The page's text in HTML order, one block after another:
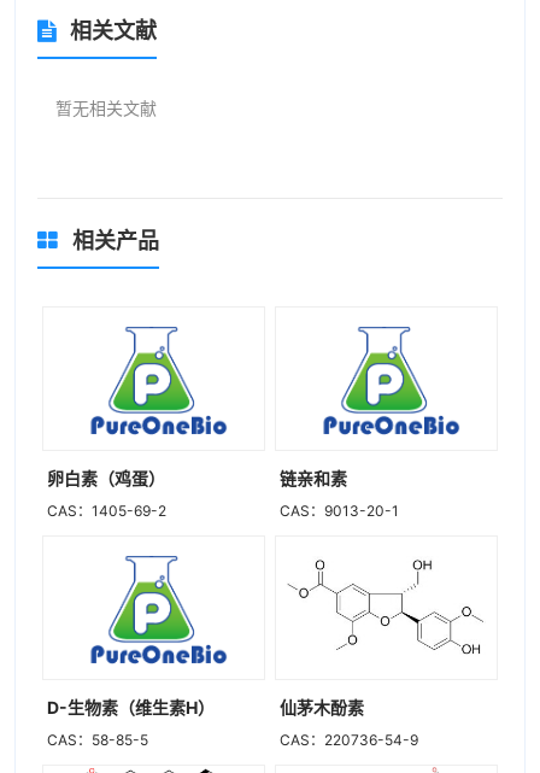
相关文献
暂无相关文献
相关产品
卵白素（鸡蛋）
CAS：1405-69-2
链亲和素
CAS：9013-20-1
D-生物素（维生素H）
CAS：58-85-5
仙茅木酚素
CAS：220736-54-9